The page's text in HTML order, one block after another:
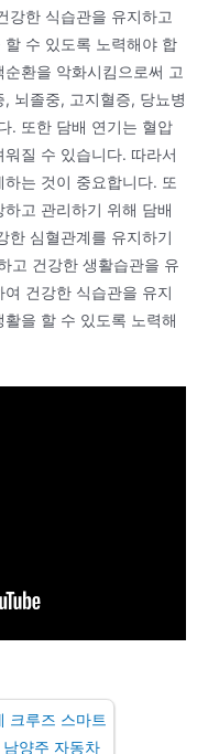
강한 식습관을 유지하고
수 있도록 노력해야 합
환을 악화시킴으로써 고
뇌졸중, 고지혈증, 당뇨병
. 또한 담배 연기는 혈압
질 수 있습니다. 따라서
는 것이 중요합니다. 또
고 관리하기 위해 담배
한 심혈관계를 유지하기
고 건강한 생활습관을 유
건강한 식습관을 유지
을 할 수 있도록 노력해